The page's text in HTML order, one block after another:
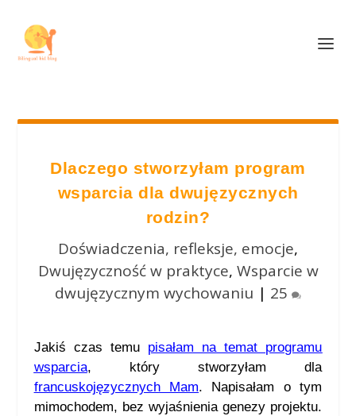
Dlaczego stworzyłam program
wsparcia dla dwujęzycznych
rodzin?
Doświadczenia, refleksje, emocje,
Dwujęzyczność w praktyce, Wsparcie w
dwujęzycznym wychowaniu | 25
Jakiś czas temu pisałam na temat programu
wsparcia, który stworzyłam dla
francuskojęzycznych Mam. Napisałam o tym
mimochodem, bez wyjaśnienia genezy projektu.